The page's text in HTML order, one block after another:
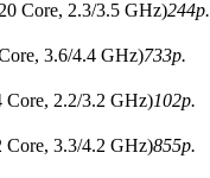
Core, 2.3/3.5 GHz)244р.
3.6/4.4 GHz)733р.
Core, 2.2/3.2 GHz)102р.
Core, 3.3/4.2 GHz)855р.